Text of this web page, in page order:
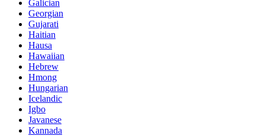
Galician
Georgian
Gujarati
Haitian
Hausa
Hawaiian
Hebrew
Hmong
Hungarian
Icelandic
Igbo
Javanese
Kannada